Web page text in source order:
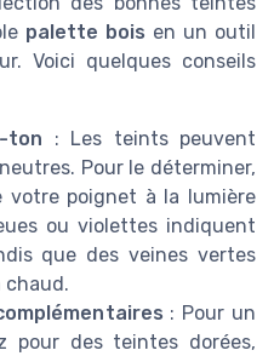
palette bois en un outil
Voici quelques conseils
ton : Les teints peuvent
Pour le déterminer,
votre poignet à la lumière
ou violettes indiquent
que des veines vertes
: Pour un
pour des teintes dorées,